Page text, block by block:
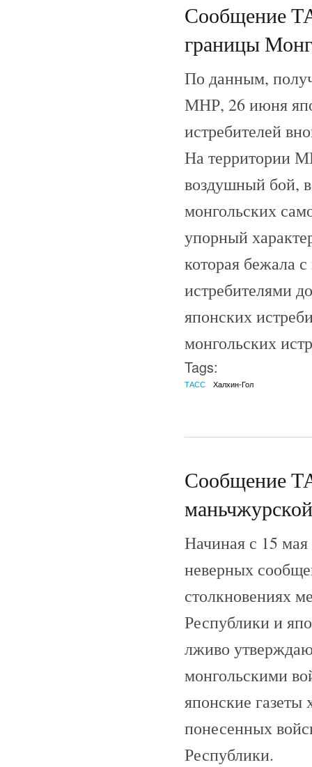
Сообщение
границы
По данным,
МНР, 26 июня
истребителей
На территории
воздушный бой,
монгольских
упорный
которая бежала
истребителями
японских
монгольских
Tags:
ТАСС Халхин-Гол
Сообщение
Начиная с 15 мая
неверных
столкновениях
Республики и
лживо
монгольскими
японские газеты
понесенных
Республики.